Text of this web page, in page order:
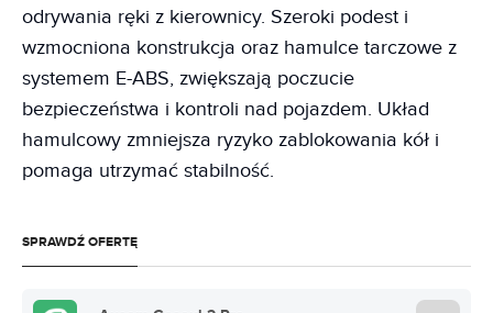
odrywania ręki z kierownicy. Szeroki podest i
wzmocniona konstrukcja oraz hamulce tarczowe z
systemem E-ABS, zwiększają poczucie
bezpieczeństwa i kontroli nad pojazdem. Układ
hamulcowy zmniejsza ryzyko zablokowania kół i
pomaga utrzymać stabilność.
SPRAWDŹ OFERTĘ